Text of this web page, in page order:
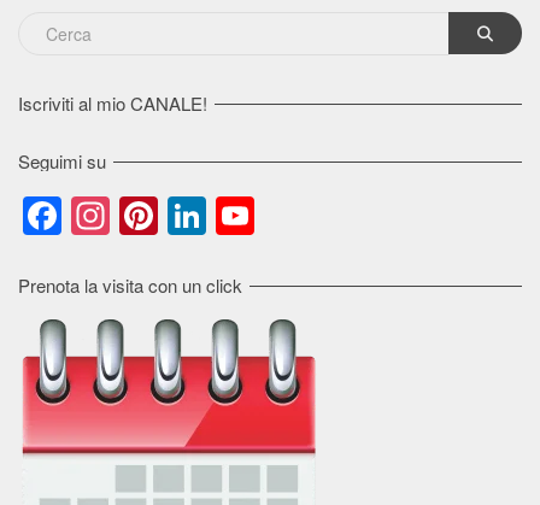
Iscriviti al mio CANALE!
Seguimi su
Facebook
Instagram
Pinterest
LinkedIn
Prenota la visita con un click